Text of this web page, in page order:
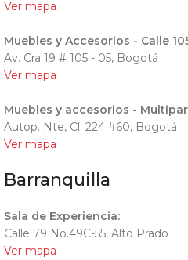
Ver mapa
Muebles y Accesorios - Calle
Av. Cra 19 # 105 - 05, Bogotá
Ver mapa
Muebles y accesorios -
Autop. Nte, Cl. 224 #60, Bogotá
Ver mapa
Barranquilla
Sala de Experiencia:
Calle 79 No.49C-55, Alto Prado
Ver mapa